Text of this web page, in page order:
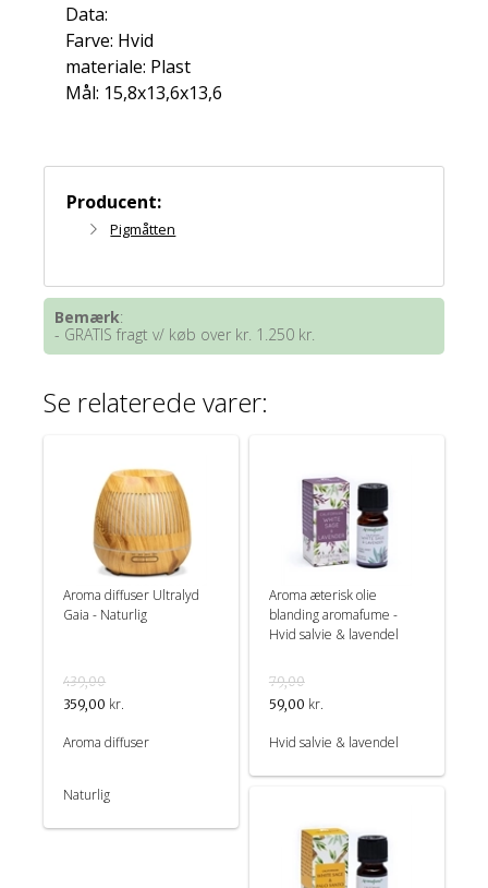
Data:
Farve: Hvid
materiale: Plast
Mål: 15,8x13,6x13,6
Producent:
Pigmåtten
Bemærk:
- GRATIS fragt v/ køb over kr. 1.250 kr.
Se relaterede varer:
Aroma diffuser Ultralyd
Gaia - Naturlig
439,00
359,00 kr.
Aroma diffuser
Naturlig
Aroma æterisk olie
blanding aromafume -
Hvid salvie & lavendel
79,00
59,00 kr.
Hvid salvie & lavendel